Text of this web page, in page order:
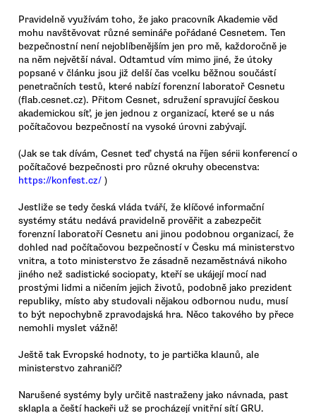
Pravidelně využívám toho, že jako pracovník Akademie věd
mohu navštěvovat různé semináře pořádané Cesnetem. Ten
bezpečnostní není nejoblíbenějším jen pro mě, každoročně je
na něm největší nával. Odtamtud vím mimo jiné, že útoky
popsané v článku jsou již delší čas vcelku běžnou součástí
penetračních testů, které nabízí forenzní laboratoř Cesnetu
(flab.cesnet.cz). Přitom Cesnet, sdružení spravující českou
akademickou síť, je jen jednou z organizací, které se u nás
počítačovou bezpečností na vysoké úrovni zabývají.
(Jak se tak dívám, Cesnet teď chystá na říjen sérii konferencí o
počítačové bezpečnosti pro různé okruhy obecenstva:
https://konfest.cz/ )
Jestliže se tedy česká vláda tváří, že klíčové informační
systémy státu nedává pravidelně prověřit a zabezpečit
forenzní laboratoří Cesnetu ani jinou podobnou organizací, že
dohled nad počítačovou bezpečností v Česku má ministerstvo
vnitra, a toto ministerstvo že zásadně nezaměstnává nikoho
jiného než sadistické sociopaty, kteří se ukájejí mocí nad
prostými lidmi a ničením jejich životů, podobně jako prezident
republiky, místo aby studovali nějakou odbornou nudu, musí
to být nepochybně zpravodajská hra. Něco takového by přece
nemohli myslet vážně!
Ještě tak Evropské hodnoty, to je partička klaunů, ale
ministerstvo zahraničí?
Narušené systémy byly určitě nastraženy jako návnada, past
sklapla a čeští hackeři už se procházejí vnitřní sítí GRU.